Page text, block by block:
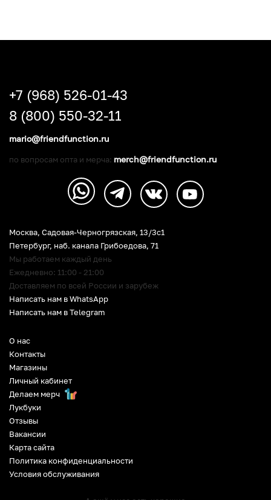
О нас
Контакты
Магазины
Личный кабинет
Делаем мерч
Лукбуки
Отзывы
Вакансии
Карта сайта
Политика конфиденциальности
Условия обслуживания
Москва, Садовая-Черногрязская, 13/3c1
Петербург, наб. канала Грибоедова, 71
Мы работаем каждый день
Ежедневно: 11:00 - 21:00
Доставляем по всей России и зарубеж
Написать нам в WhatsApp
Написать нам в Telegram
+7 (968) 526-01-43
8 (800) 550-32-11
mario@friendfunction.ru
по вопросам опта и мерча: merch@friendfunction.ru